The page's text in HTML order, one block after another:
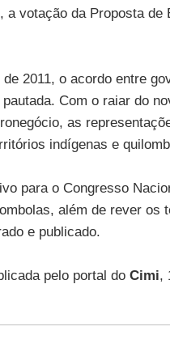
votação da Proposta de
2011, o acordo entre
Com o raiar do
as
indígenas e
para o Congresso
além de rever os
e publicado.
pelo portal do Cimi,